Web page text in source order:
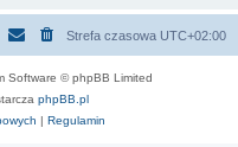
Strefa czasowa UTC+02:00
Software © phpBB Limited
phpBB.pl
| Regulamin